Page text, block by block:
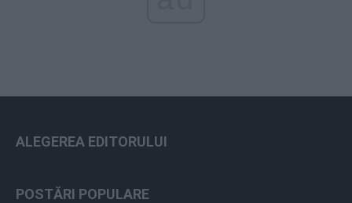
ALEGEREA EDITORULUI
POSTĂRI POPULARE